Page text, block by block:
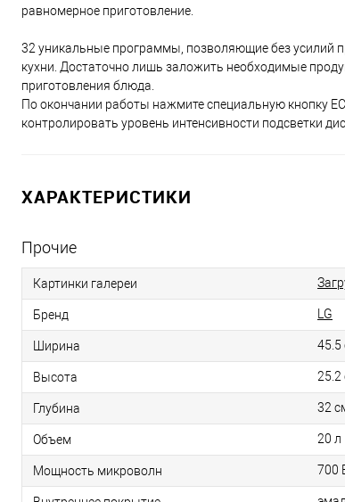
равномерное приготовление.
32 уникальные программы, позволяющие без усилий
кухни. Достаточно лишь заложить необходимые
приготовления блюда.
По окончании работы нажмите специальную кнопку
контролировать уровень интенсивности подсветки
ХАРАКТЕРИСТИКИ
Прочие
Картинки галереи
Бренд LG
Ширина 45.5
Высота 25.2
Глубина 32
Объем 20 л
Мощность микроволн 700